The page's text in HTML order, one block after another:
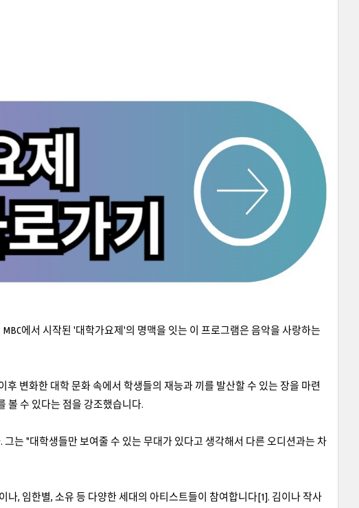
에서 시작된 '대학가요제'의 명맥을 잇는 이 프로그램은 음악을 사랑하는
후 변화한 대학 문화 속에서 학생들의 재능과 끼를 발산할 수 있는 장을 마련
볼 수 있다는 점을 강조했습니다.
는 "대학생들만 보여줄 수 있는 무대가 있다고 생각해서 다른 오디션과는 차
, 임한별, 소유 등 다양한 세대의 아티스트들이 참여합니다[1]. 김이나 작사